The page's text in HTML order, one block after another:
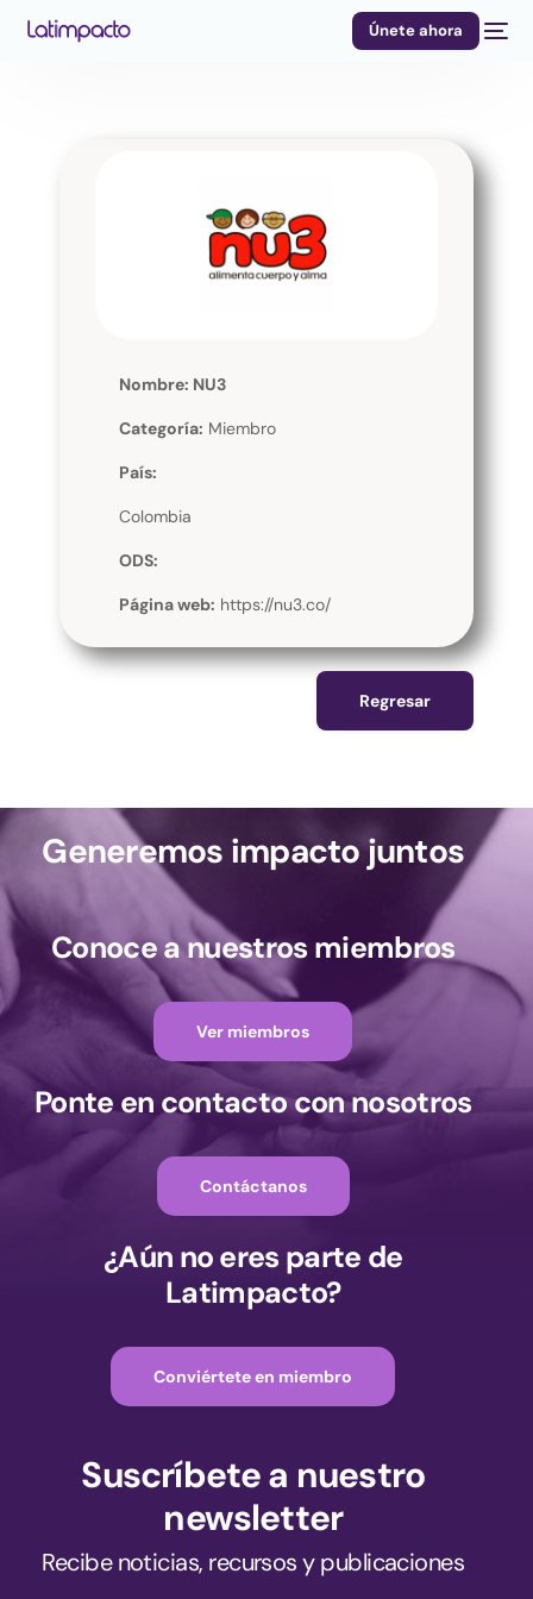
Únete ahora
Nombre: NU3
Categoría: Miembro
País:
Colombia
ODS:
Página web: https://nu3.co/
Regresar
Generemos impacto juntos
Conoce a nuestros miembros
Ver miembros
Ponte en contacto con nosotros
Contáctanos
¿Aún no eres parte de
Latimpacto?
Conviértete en miembro
Suscríbete a nuestro
newsletter
Recibe noticias, recursos y publicaciones